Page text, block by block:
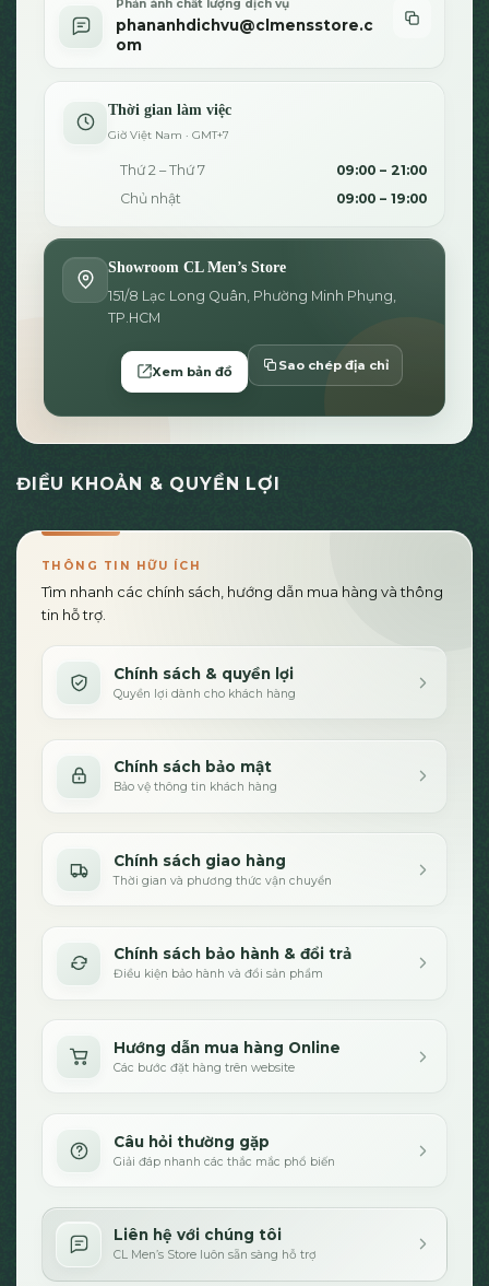
Phản ánh chất lượng dịch vụ
phananhdichvu@clmensstore.c
om
Thời gian làm việc
Giờ Việt Nam · GMT+7
Thứ 2 – Thứ 7
09:00 – 21:00
Chủ nhật
09:00 – 19:00
Showroom CL Men’s Store
151/8 Lạc Long Quân, Phường Minh Phụng,
TP.HCM
Xem bản đồ Sao chép địa chỉ
ĐIỀU KHOẢN & QUYỀN LỢI
THÔNG TIN HỮU ÍCH
Tìm nhanh các chính sách, hướng dẫn mua hàng và thông
tin hỗ trợ.
Chính sách & quyền lợi
Quyền lợi dành cho khách hàng
Chính sách bảo mật
Bảo vệ thông tin khách hàng
Chính sách giao hàng
Thời gian và phương thức vận chuyển
Chính sách bảo hành & đổi trả
Điều kiện bảo hành và đổi sản phẩm
Hướng dẫn mua hàng Online
Các bước đặt hàng trên website
Câu hỏi thường gặp
Giải đáp nhanh các thắc mắc phổ biến
Liên hệ với chúng tôi
CL Men’s Store luôn sẵn sàng hỗ trợ